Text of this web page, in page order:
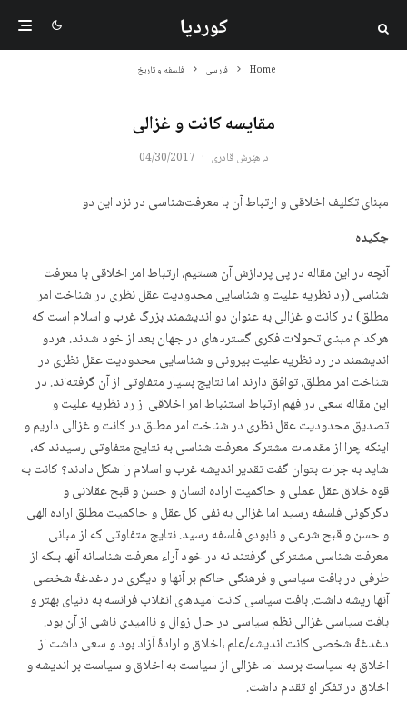
کوردیا
Home فارسی فلسفه و تاریخ
مقایسه کانت و غزالی
د. هێرش قادری ·
04/30/2017
مبنای تکلیف اخلاقی و ارتباط آن با معرفت­‌شناسی در نزد این دو
چکیده
آنچه در این مقاله در پی پردازش آن هستیم، ارتباط امر اخلاقی با معرفت
شناسی (رد نظریه علیت و شناسایی محدودیت عقل نظری در شناخت امر
مطلق) در کانت و غزالی به عنوان دو اندیشمند بزرگ غرب و اسلام است که
هرکدام مبنای تحولات فکری گسترده­ای در جهان بعد از خود شدند. هردو
اندیشمند در رد نظریه علیت بیرونی و شناسایی محدودیت عقل نظری در
شناخت امر مطلق، توافق دارند اما نتایج بسیار متفاوتی از آن گرفته‌اند. در
این مقاله سعی در فهم ارتباط استنباط امر اخلاقی از رد نظریه علیت و
تصدیق محدودیت عقل نظری در شناخت امر مطلق در کانت و غزالی داریم و
اینکه چرا از مقدمات مشترک معرفت شناسی به نتایج متفاوتی رسیدند که،
شاید به جرات بتوان گفت تقدیر اندیشه غرب و اسلام را شکل دادند؟ کانت به
قوه خلاق عقل عملی و حاکمیت اراده انسان و حسن و قبح عقلانی و
دگرگونی فلسفه رسید اما غزالی به نفی کل عقل و حاکمیت مطلق اراده الهی
و حسن و قبح شرعی و نابودی فلسفه رسید. نتایج متفاوتی که از مبانی
معرفت شناسی مشترکی گرفتند نه در خود آراء معرفت شناسانه آنها بلکه از
طرفی در بافت سیاسی و فرهنگی حاکم بر آنها و دیگری در دغدغۀ شخصی
آنها ریشه داشت. بافت سیاسی کانت امیدهای انقلاب فرانسه به دنیای بهتر و
بافت سیاسی غزالی نظم سیاسی در حال زوال و ناامیدی ناشی از آن بود.
دغدغۀ شخصی کانت اندیشه/علم ،اخلاق و ارادۀ آزاد بود و سعی داشت از
اخلاق به سیاست برسد اما غزالی از سیاست به اخلاق و سیاست بر اندیشه و
اخلاق در تفکر او تقدم داشت.